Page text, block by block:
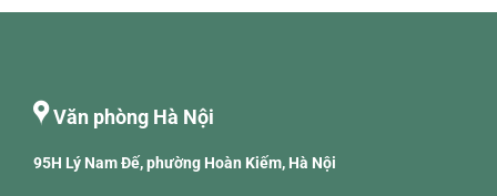
Văn phòng Hà Nội
95H Lý Nam Đế, phường Hoàn Kiếm, Hà Nội